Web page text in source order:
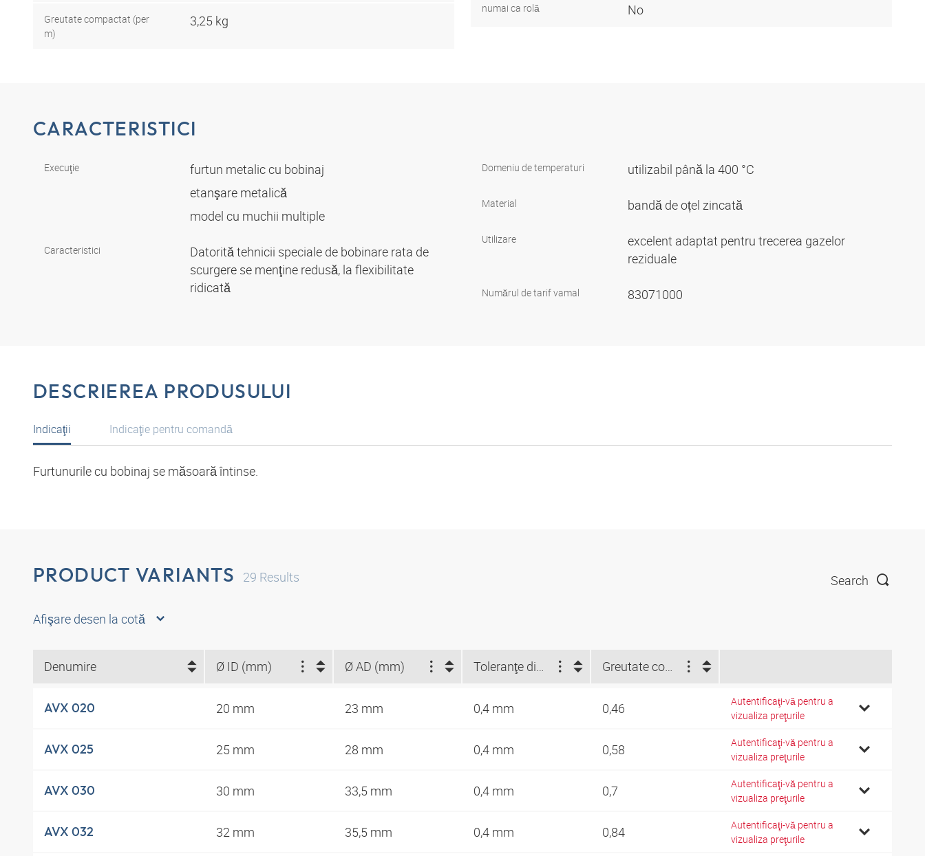
Greutate compactat (per
m)
3,25 kg
numai ca rolă No
CARACTERISTICI
Execuţie
furtun metalic cu bobinaj
etanşare metalică
model cu muchii multiple
Caracteristici
Datorită tehnicii speciale de bobinare rata de
scurgere se menţine redusă, la flexibilitate
ridicată
Domeniu de temperaturi utilizabil până la 400 °C
Material bandă de oțel zincată
Utilizare
excelent adaptat pentru trecerea gazelor
reziduale
Numărul de tarif vamal 83071000
DESCRIEREA PRODUSULUI
Indicaţii
Furtunurile cu bobinaj se măsoară întinse.
Indicaţie pentru comandă
PRODUCT VARIANTS 29 Results Search
Afişare desen la cotă
Denumire Ø ID (mm) Ø AD (mm) Toleranţe diametru interior/diametru exterior (mm) Greutate compactat (per m) (kg)
AVX 020 20 mm 23 mm 0,4 mm 0,46
Autentificaţi-vă pentru a
vizualiza preţurile
AVX 025 25 mm 28 mm 0,4 mm 0,58
Autentificaţi-vă pentru a
vizualiza preţurile
AVX 030 30 mm 33,5 mm 0,4 mm 0,7
Autentificaţi-vă pentru a
vizualiza preţurile
AVX 032 32 mm 35,5 mm 0,4 mm 0,84
Autentificaţi-vă pentru a
vizualiza preţurile